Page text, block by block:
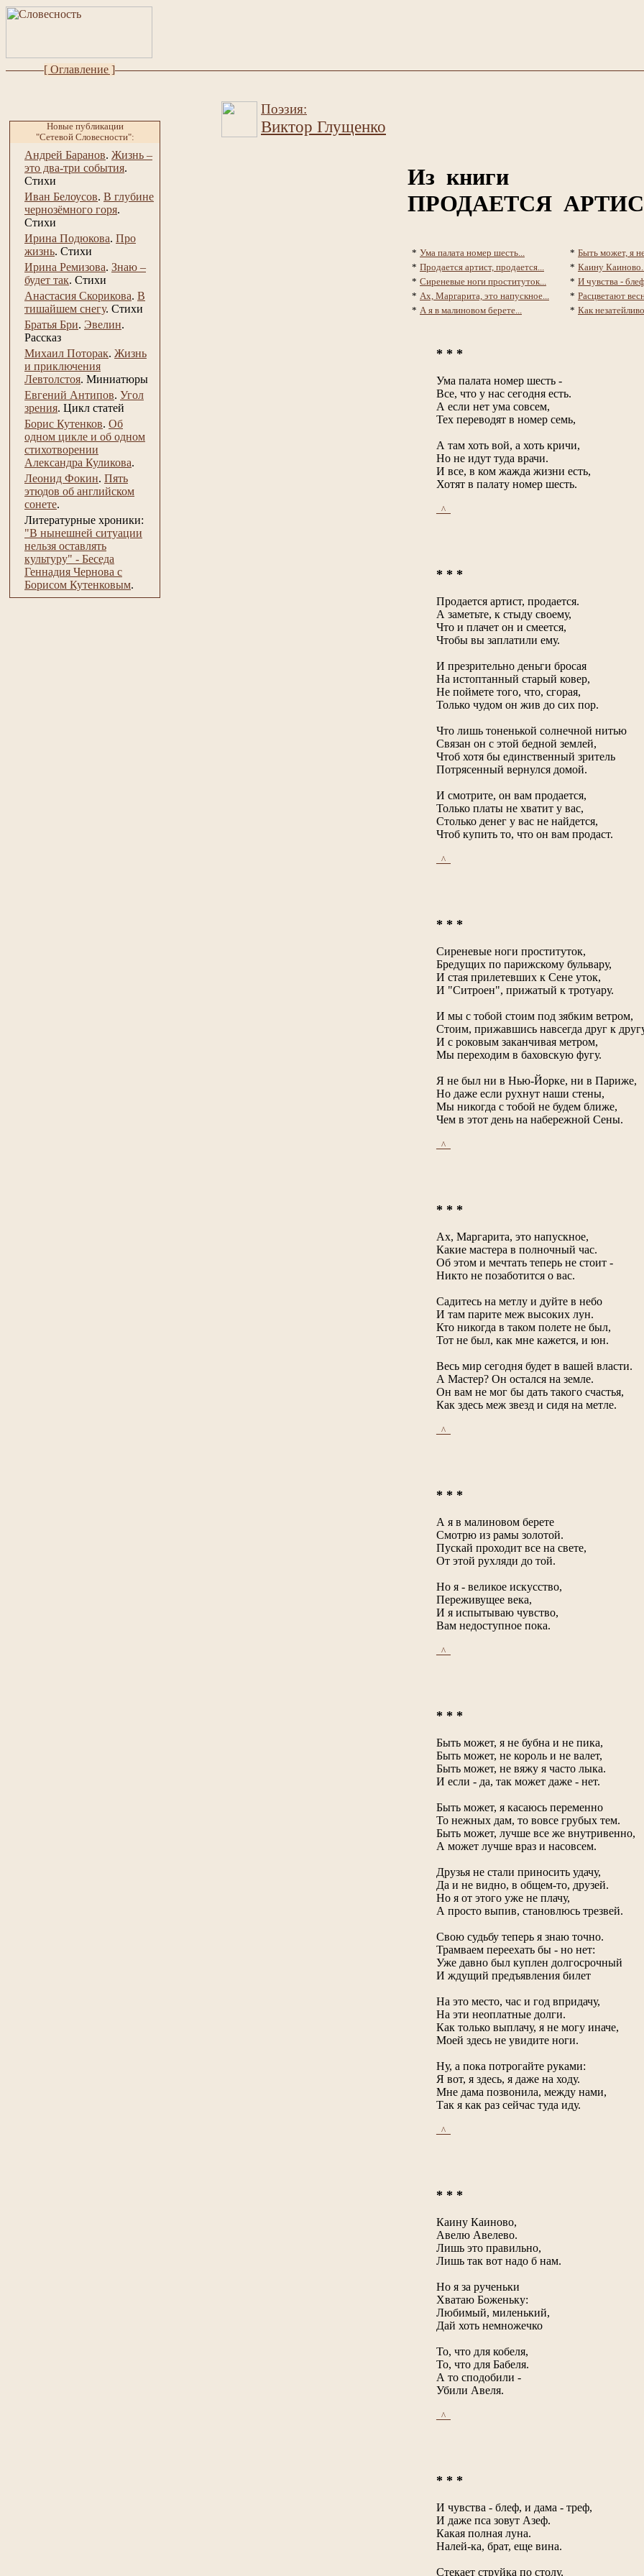
[ Оглавление ]
Новые публикации
"Сетевой Словесности":
Андрей Баранов. Жизнь –
это два-три события.
Стихи
Иван Белоусов. В глубине
чернозёмного горя.
Стихи
Ирина Подюкова. Про
жизнь. Стихи
Ирина Ремизова. Знаю –
будет так. Стихи
Анастасия Скорикова. В
тишайшем снегу. Стихи
Братья Бри. Эвелин.
Рассказ
Михаил Поторак. Жизнь
и приключения
Левтолстоя. Миниатюры
Евгений Антипов. Угол
зрения. Цикл статей
Борис Кутенков. Об
одном цикле и об одном
стихотворении
Александра Куликова.
Леонид Фокин. Пять
этюдов об английском
сонете.
Литературные хроники:
"В нынешней ситуации
нельзя оставлять
культуру" - Беседа
Геннадия Чернова с
Борисом Кутенковым.
Поэзия:
Виктор Глущенко
Из книги
ПРОДАЕТСЯ
* Ума палата номер шесть...
* Продается артист, продается...
* Сиреневые ноги проституток...
* Ах, Маргарита, это напускное...
* А я в малиновом берете...
* Быть может, я
* Каину
* И чувства -
* Расцветают
* Как
* * *
Ума палата номер шесть -
Все, что у нас сегодня есть.
А если нет ума совсем,
Тех переводят в номер семь,
А там хоть вой, а хоть кричи,
Но не идут туда врачи.
И все, в ком жажда жизни есть,
Хотят в палату номер шесть.
_^_
* * *
Продается артист, продается.
А заметьте, к стыду своему,
Что и плачет он и смеется,
Чтобы вы заплатили ему.
И презрительно деньги бросая
На истоптанный старый ковер,
Не поймете того, что, сгорая,
Только чудом он жив до сих пор.
Что лишь тоненькой солнечной нитью
Связан он с этой бедной землей,
Чтоб хотя бы единственный зритель
Потрясенный вернулся домой.
И смотрите, он вам продается,
Только платы не хватит у вас,
Столько денег у вас не найдется,
Чтоб купить то, что он вам продаст.
_^_
* * *
Сиреневые ноги проституток,
Бредущих по парижскому бульвару,
И стая прилетевших к Сене уток,
И "Ситроен", прижатый к тротуару.
И мы с тобой стоим под зябким ветром,
Стоим, прижавшись навсегда друг к
И с роковым заканчивая метром,
Мы переходим в баховскую фугу.
Я не был ни в Нью-Йорке, ни в Париже,
Но даже если рухнут наши стены,
Мы никогда с тобой не будем ближе,
Чем в этот день на набережной Сены.
_^_
* * *
Ах, Маргарита, это напускное,
Какие мастера в полночный час.
Об этом и мечтать теперь не стоит -
Никто не позаботится о вас.
Садитесь на метлу и дуйте в небо
И там парите меж высоких лун.
Кто никогда в таком полете не был,
Тот не был, как мне кажется, и юн.
Весь мир сегодня будет в вашей власти.
А Мастер? Он остался на земле.
Он вам не мог бы дать такого счастья,
Как здесь меж звезд и сидя на метле.
_^_
* * *
А я в малиновом берете
Смотрю из рамы золотой.
Пускай проходит все на свете,
От этой рухляди до той.
Но я - великое искусство,
Переживущее века,
И я испытываю чувство,
Вам недоступное пока.
_^_
* * *
Быть может, я не бубна и не пика,
Быть может, не король и не валет,
Быть может, не вяжу я часто лыка.
И если - да, так может даже - нет.
Быть может, я касаюсь переменно
То нежных дам, то вовсе грубых тем.
Быть может, лучше все же внутривенно,
А может лучше враз и насовсем.
Друзья не стали приносить удачу,
Да и не видно, в общем-то, друзей.
Но я от этого уже не плачу,
А просто выпив, становлюсь трезвей.
Свою судьбу теперь я знаю точно.
Трамваем переехать бы - но нет:
Уже давно был куплен долгосрочный
И ждущий предъявления билет
На это место, час и год впридачу,
На эти неоплатные долги.
Как только выплачу, я не могу иначе,
Моей здесь не увидите ноги.
Ну, а пока потрогайте руками:
Я вот, я здесь, я даже на ходу.
Мне дама позвонила, между нами,
Так я как раз сейчас туда иду.
_^_
* * *
Каину Каиново,
Авелю Авелево.
Лишь это правильно,
Лишь так вот надо б нам.
Но я за рученьки
Хватаю Боженьку:
Любимый, миленький,
Дай хоть немножечко
То, что для кобеля,
То, что для Бабеля.
А то сподобили -
Убили Авеля.
_^_
* * *
И чувства - блеф, и дама - треф,
И даже пса зовут Азеф.
Какая полная луна.
Налей-ка, брат, еще вина.
Стекает струйка по столу,